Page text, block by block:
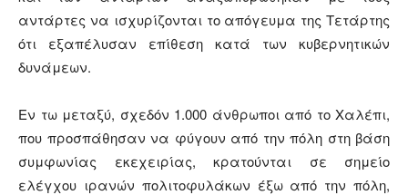
αντάρτες να ισχυρίζονται το απόγευμα της Τετάρτης
ότι εξαπέλυσαν επίθεση κατά των κυβερνητικών
δυνάμεων.
Εν τω μεταξύ, σχεδόν 1.000 άνθρωποι από το Χαλέπι,
που προσπάθησαν να φύγουν από την πόλη στη βάση
συμφωνίας εκεχειρίας, κρατούνται σε σημείο
ελέγχου ιρανών πολιτοφυλάκων έξω από την πόλη,